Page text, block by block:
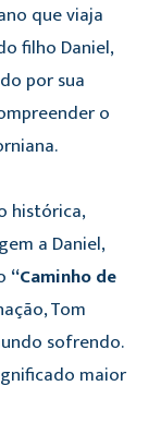
que viaja
filho Daniel,
por sua
o
histórica,
a Daniel,
“Caminho de
Tom
sofrendo.
maior